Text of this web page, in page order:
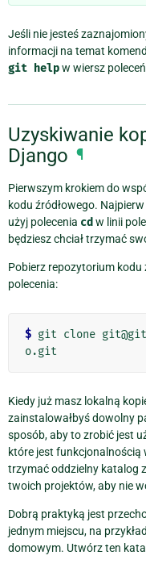
Jeśli nie jesteś
informacji na temat
git helpw wiersz
Uzyskiwanie
Django ¶
Pierwszym krokiem do
kodu źródłowego. Najpierw
użyj polecenia cd w linii
będziesz chciał trzymać
Pobierz repozytorium kodu
polecenia:
$ git clone
Kiedy już masz lokalną
zainstalowałbyś dowolny
sposób, aby to zrobić jest
które jest
trzymać oddzielny katalog
twoich projektów, aby nie
Dobrą praktyką jest
jednym miejscu, na
domowym. Utwórz ten